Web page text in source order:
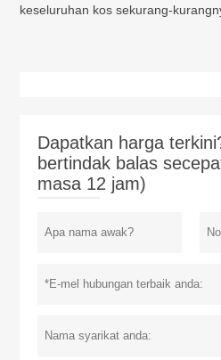
keseluruhan kos sekurang-
Dapatkan harga
bertindak balas
masa 12 jam)